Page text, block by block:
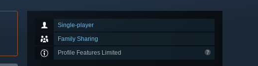
Single-player
Family Sharing
Profile Features Limited